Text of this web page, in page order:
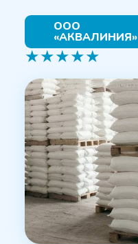
ООО
«АКВАЛИНИЯ»
★★★★★